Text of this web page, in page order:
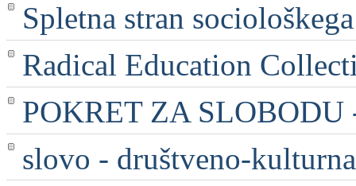
Spletna stran
Radical Education
POKRET ZA SLOBODU
slovo - društveno-